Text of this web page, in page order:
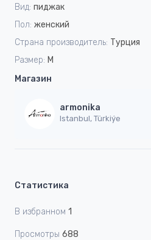
Вид: пиджак
Пол: женский
Страна производитель: Турция
Размер: M
Магазин
armonika
Istanbul, Türkiýe
Статистика
В избранном 1
Просмотры 688